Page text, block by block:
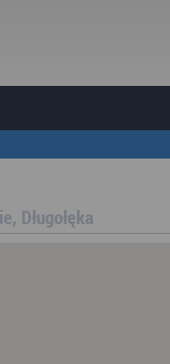
Długołęka